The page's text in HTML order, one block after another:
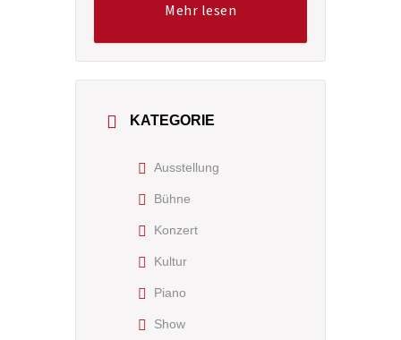
Mehr lesen
KATEGORIE
Ausstellung
Bühne
Konzert
Kultur
Piano
Show